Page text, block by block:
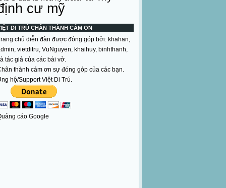
cư mỹ
DI TRÚ CHÂN THÀNH CẢM ƠN
chủ diễn đàn được đóng góp bởi: khahan,
vietditru, VuNguyen, khaihuy, binhthanh,
tác giả của các bài vở.
thành cám ơn sự đóng góp của các bạn.
hộ/Support Việt Di Trú.
cáo Google